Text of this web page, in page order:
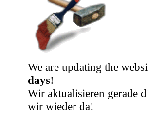
We are updating the
days!
Wir aktualisieren gerade
wir wieder da!